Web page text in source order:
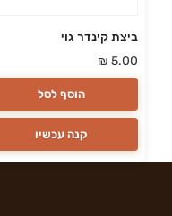
ביצת קינדר גוי
₪ 5.00
הוסף לסל
קנה עכשיו